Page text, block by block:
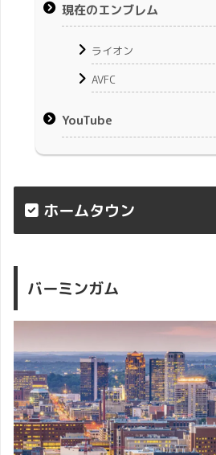
現在のエンブレム
ライオン
AVFC
YouTube
ホームタウン
バーミンガム